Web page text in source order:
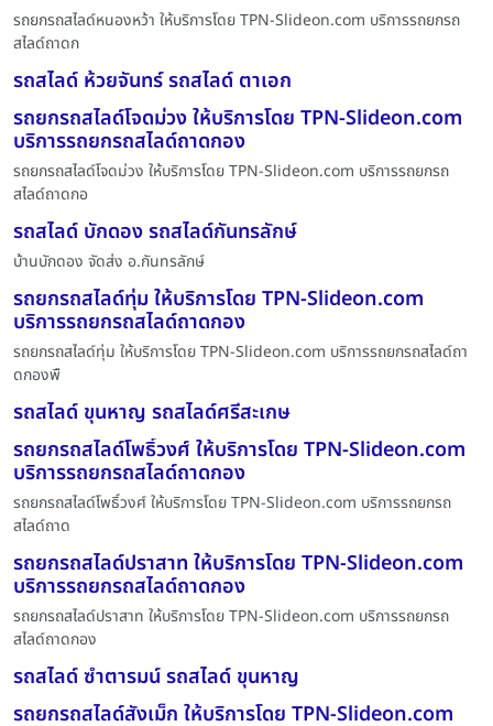
รถยกรถสไลด์หนองหว้า ให้บริการโดย TPN-Slideon.com บริการรถยกรถ
สไลด์ถาดก
รถสไลด์ ห้วยจันทร์ รถสไลด์ ตาเอก
รถยกรถสไลด์โจดม่วง ให้บริการโดย TPN-Slideon.com
บริการรถยกรถสไลด์ถาดกอง
รถยกรถสไลด์โจดม่วง ให้บริการโดย TPN-Slideon.com บริการรถยกรถ
สไลด์ถาดกอ
รถสไลด์ บักดอง รถสไลด์กันทรลักษ์
บ้านบักดอง จัดส่ง อ.กันทรลักษ์
รถยกรถสไลด์ทุ่ม ให้บริการโดย TPN-Slideon.com
บริการรถยกรถสไลด์ถาดกอง
รถยกรถสไลด์ทุ่ม ให้บริการโดย TPN-Slideon.com บริการรถยกรถสไลด์ถา
ดกองพื
รถสไลด์ ขุนหาญ รถสไลด์ศรีสะเกษ
รถยกรถสไลด์โพธิ์วงศ์ ให้บริการโดย TPN-Slideon.com
บริการรถยกรถสไลด์ถาดกอง
รถยกรถสไลด์โพธิ์วงศ์ ให้บริการโดย TPN-Slideon.com บริการรถยกรถ
สไลด์ถาด
รถยกรถสไลด์ปราสาท ให้บริการโดย TPN-Slideon.com
บริการรถยกรถสไลด์ถาดกอง
รถยกรถสไลด์ปราสาท ให้บริการโดย TPN-Slideon.com บริการรถยกรถ
สไลด์ถาดกอง
รถสไลด์ ซำตารมน์ รถสไลด์ ขุนหาญ
รถยกรถสไลด์สังเม็ก ให้บริการโดย TPN-Slideon.com